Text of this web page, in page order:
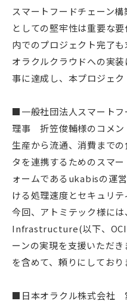
スマートフードチェーン
としての堅牢性は重要な
内でのプロジェクト完了も
オラクルクラウドへの実
事に達成し、本プロジェク
■一般社団法人スマート
理事 折笠俊輔様のコメン
生産から流通、消費まで
タを連携するためのスマ
ォームであるukabisの運
ける処理速度とセキュリテ
今回、アトミテック様に
Infrastructure(以下、
ーンの実現を支援いただ
を含めて、頼りにしており
■日本オラクル株式会社